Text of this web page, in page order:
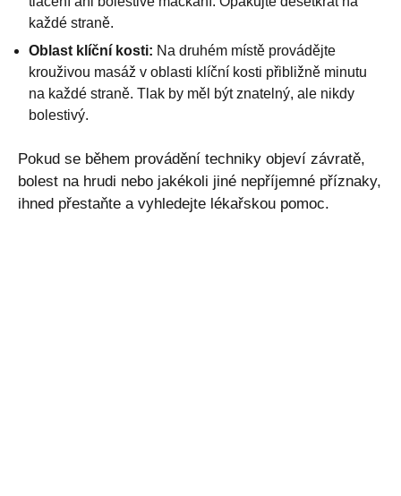
každé straně.
Oblast klíční kosti: Na druhém místě provádějte
krouživou masáž v oblasti klíční kosti přibližně minutu
na každé straně. Tlak by měl být znatelný, ale nikdy
bolestivý.
Pokud se během provádění techniky objeví závratě,
bolest na hrudi nebo jakékoli jiné nepříjemné příznaky,
ihned přestaňte a vyhledejte lékařskou pomoc.